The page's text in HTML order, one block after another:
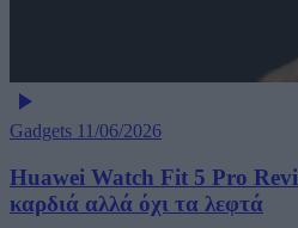
Gadgets 11/06/2026
Huawei Watch Fit 5 Pro
καρδιά αλλά όχι τα λεφτά